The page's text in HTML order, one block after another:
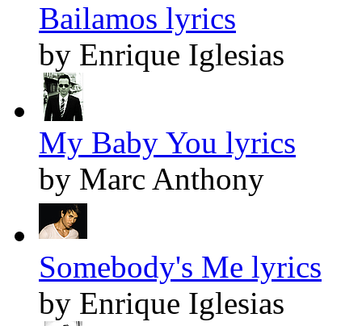
Bailamos lyrics
by Enrique Iglesias
My Baby You lyrics
by Marc Anthony
Somebody's Me lyrics
by Enrique Iglesias